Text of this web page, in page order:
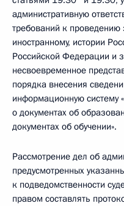
административную
требований к проведению
иностранному, истории
Российской Федерации и
несвоевременное
порядка внесения
информационную систему
о документах об
документах об обучении».
Рассмотрение дел об
предусмотренных
к подведомственности
правом составлять